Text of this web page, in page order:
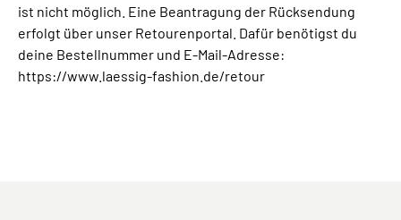
ist nicht möglich. Eine Beantragung der Rücksendung
erfolgt über unser Retourenportal. Dafür benötigst du
deine Bestellnummer und E-Mail-Adresse:
https://www.laessig-fashion.de/retour